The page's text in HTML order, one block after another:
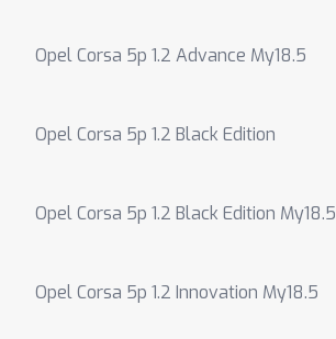
Opel Corsa 5p 1.2 Advance My18.5
Opel Corsa 5p 1.2 Black Edition
Opel Corsa 5p 1.2 Black Edition My18.5
Opel Corsa 5p 1.2 Innovation My18.5